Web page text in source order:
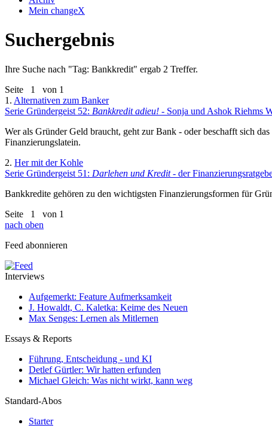
Mein changeX
Suchergebnis
Ihre Suche nach "Tag: Bankkredit" ergab 2 Treffer.
Seite 1
von 1
1. Alternativen zum Banker
Serie Gründergeist 52: Bankkredit adieu! - Sonja und Ashok Riehms
Wer als Gründer Geld braucht, geht zur Bank - oder beschafft sich
Finanzierungslatein.
2. Her mit der Kohle
Serie Gründergeist 51: Darlehen und Kredit- der
Bankkredite gehören zu den wichtigsten Finanzierungsformen für
Seite 1
von 1
nach oben
Feed abonnieren
Interviews
Aufgemerkt: Feature Aufmerksamkeit
J. Howaldt, C. Kaletka: Keime des Neuen
Max Senges: Lernen als Mitlernen
Essays & Reports
Führung, Entscheidung - und KI
Detlef Gürtler: Wir hatten erfunden
Michael Gleich: Was nicht wirkt, kann weg
Standard-Abos
Starter